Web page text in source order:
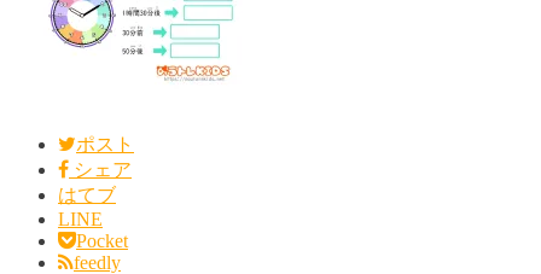
ポスト
シェア
はてブ
LINE
Pocket
feedly